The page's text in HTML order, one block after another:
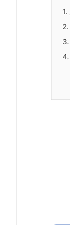
1.
2.
3.
4.